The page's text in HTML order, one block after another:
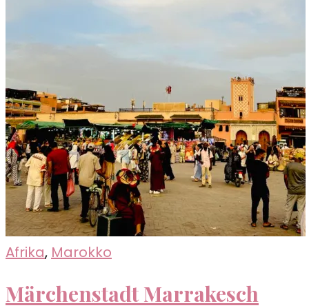
Afrika, Marokko
Märchenstadt Marrakesch